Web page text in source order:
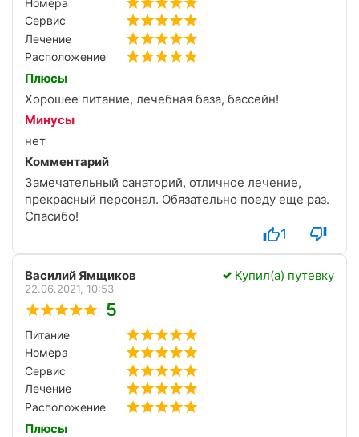
Номера
Сервис
Лечение
Расположение
Плюсы
Хорошее питание, лечебная база, бассейн!
Минусы
нет
Комментарий
Замечательный санаторий, отличное лечение,
прекрасный персонал. Обязательно поеду еще раз.
Спасибо!
1
Василий Ямщиков Купил(а) путевку
22.06.2021, 10:53
5
Питание
Номера
Сервис
Лечение
Расположение
Плюсы